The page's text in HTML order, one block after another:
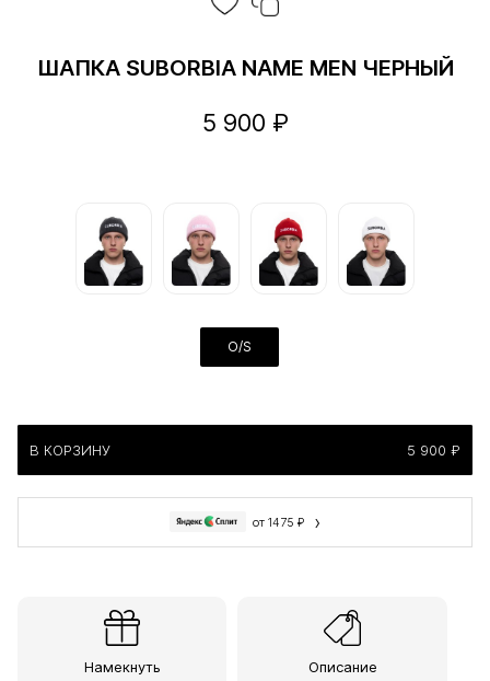
ШАПКА SUBORBIA NAME MEN ЧЕРНЫЙ
5 900 ₽
O/S
В КОРЗИНУ 5 900 ₽
от 1475 ₽ ›
Намекнуть
Описание